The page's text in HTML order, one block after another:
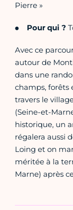
Pierre »
Pour qui ?
Avec ce
autour de
dans une
champs, forêts
travers le
(Seine-et-
historique, un
régalera aussi
Loing et on
méritée à la
Marne) après